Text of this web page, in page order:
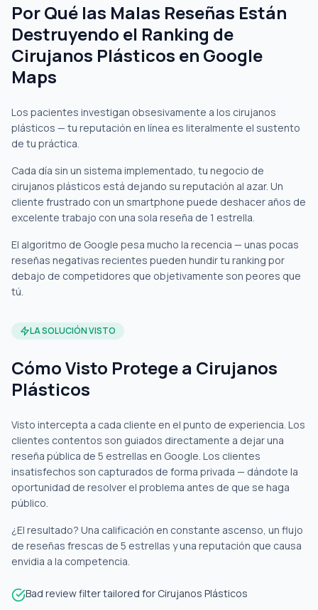
Por Qué las Malas Reseñas Están
Destruyendo el Ranking de
Cirujanos Plásticos en Google
Maps
Los pacientes investigan obsesivamente a los cirujanos
plásticos — tu reputación en línea es literalmente el sustento
de tu práctica.
Cada día sin un sistema implementado, tu negocio de
cirujanos plásticos está dejando su reputación al azar. Un
cliente frustrado con un smartphone puede deshacer años de
excelente trabajo con una sola reseña de 1 estrella.
El algoritmo de Google pesa mucho la recencia — unas pocas
reseñas negativas recientes pueden hundir tu ranking por
debajo de competidores que objetivamente son peores que
tú.
LA SOLUCIÓN VISTO
Cómo Visto Protege a Cirujanos
Plásticos
Visto intercepta a cada cliente en el punto de experiencia. Los
clientes contentos son guiados directamente a dejar una
reseña pública de 5 estrellas en Google. Los clientes
insatisfechos son capturados de forma privada — dándote la
oportunidad de resolver el problema antes de que se haga
público.
¿El resultado? Una calificación en constante ascenso, un flujo
de reseñas frescas de 5 estrellas y una reputación que causa
envidia a la competencia.
Bad review filter tailored for Cirujanos Plásticos